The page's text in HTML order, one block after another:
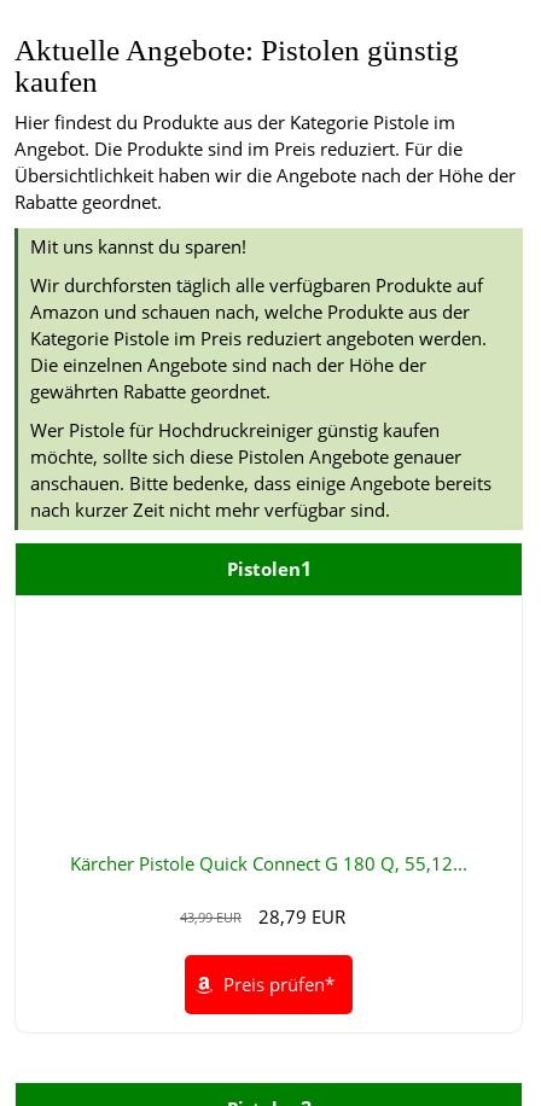
Aktuelle Angebote: Pistolen günstig
kaufen
Hier findest du Produkte aus der Kategorie Pistole im
Angebot. Die Produkte sind im Preis reduziert. Für die
Übersichtlichkeit haben wir die Angebote nach der Höhe der
Rabatte geordnet.
Mit uns kannst du sparen!
Wir durchforsten täglich alle verfügbaren Produkte auf
Amazon und schauen nach, welche Produkte aus der
Kategorie Pistole im Preis reduziert angeboten werden.
Die einzelnen Angebote sind nach der Höhe der
gewährten Rabatte geordnet.
Wer Pistole für Hochdruckreiniger günstig kaufen
möchte, sollte sich diese Pistolen Angebote genauer
anschauen. Bitte bedenke, dass einige Angebote bereits
nach kurzer Zeit nicht mehr verfügbar sind.
Pistolen1
Kärcher Pistole Quick Connect G 180 Q, 55,12...
43,99 EUR 28,79 EUR
Preis prüfen*